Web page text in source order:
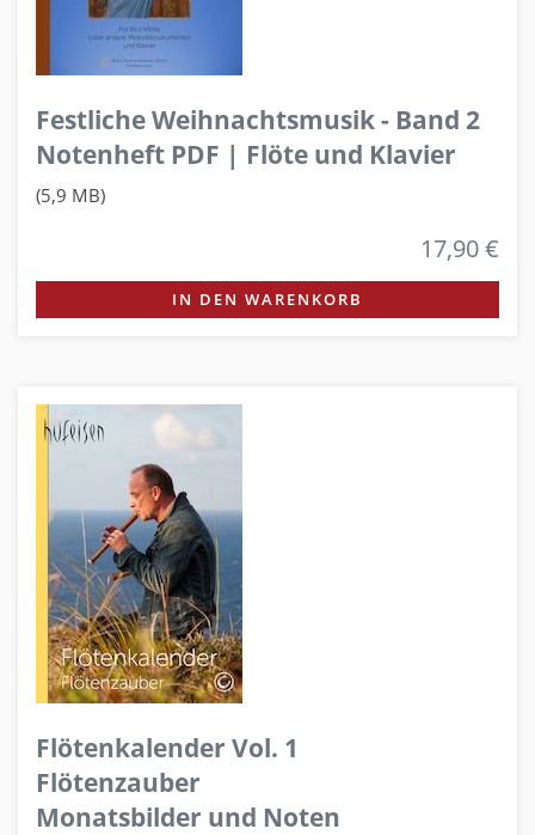
Festliche Weihnachtsmusik - Band 2
Notenheft PDF | Flöte und Klavier
(5,9 MB)
17,90 €
IN DEN WARENKORB
Flötenkalender Vol. 1
Flötenzauber
Monatsbilder und Noten